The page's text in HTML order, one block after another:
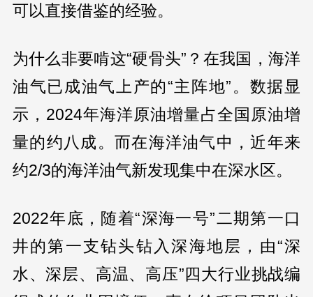
可以直接借鉴的经验。
为什么非要啃这“硬骨头”？在我国，海洋
油气已成油气上产的“主阵地”。数据显
示，2024年海洋原油增量占全国原油增
量的约八成。而在海洋油气中，近年来
约2/3的海洋油气新发现集中在深水区。
2022年底，随着“深海一号”二期第一口
井的第一支钻头钻入深海地层，由“深
水、深层、高温、高压”四大行业挑战编